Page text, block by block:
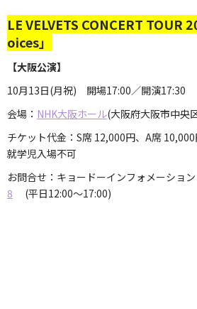
LE VELVETS CONCERT TOUR
oices」
【大阪公演】
10月13日(月祝) 開場17:00／開演17:30
会場： NHK大阪ホール(大阪府大阪市中央
チケット代金：S席 12,000円、A席
就学児入場不可
お問合せ：キョードーインフォメーショ
8 (平日12:00～17:00)